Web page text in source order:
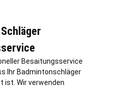
Besaitungsservice
Ihr Badmintonschläger
ist. Wir verwenden